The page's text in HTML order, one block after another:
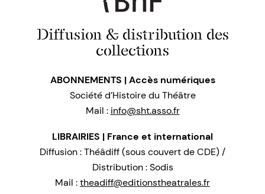
Diffusion & distribution des
collections
ABONNEMENTS | Accès numériques
Société d’Histoire du Théâtre
Mail : info@sht.asso.fr
LIBRAIRIES | France et international
Diffusion : Théâdiff (sous couvert de CDE) /
Distribution : Sodis
Mail :theadiff@editionstheatrales.fr